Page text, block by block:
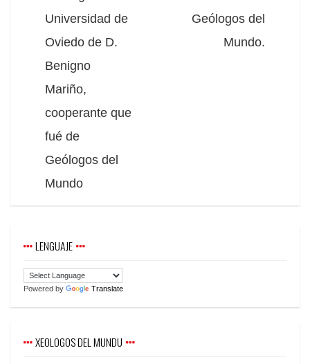
Universidad de
Oviedo de D.
Benigno
Mariño,
cooperante que
fué de
Geólogos del
Mundo
Geólogos del
Mundo.
LENGUAJE
Powered by Translate
XEOLOGOS DEL MUNDU